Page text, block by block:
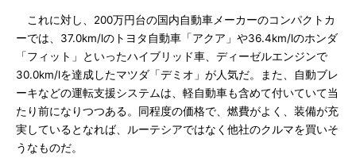
これに対し、200万円台の国内自動車メーカーのコンパクトカ
ーでは、37.0km/lのトヨタ自動車「アクア」や36.4km/lのホンダ
「フィット」といったハイブリッド車、ディーゼルエンジンで
30.0km/lを達成したマツダ「デミオ」が人気だ。また、自動ブレ
ーキなどの運転支援システムは、軽自動車も含めて付いていて当
たり前になりつつある。同程度の価格で、燃費がよく、装備が充
実しているとなれば、ルーテシアではなく他社のクルマを買いそ
うなものだ。